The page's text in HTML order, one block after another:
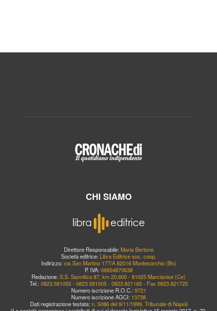
CHI SIAMO
Direttore Responsabile: Maria Bertone
Società editrice: Libra Editrice soc. coop.
Indirizzo: via San Martino 177/A 82016 Montesarchio (Bn)
P. IVA: 06854870638
Redazione: S.S. Sannitica 87, km 20,600 - 81025 Marcianise (Ce)
Tel.: 0823.581055 - 0823.581005 - 0823.821165 - Fax 0823.821725
Numero iscrizione R.O.C.: 9721
Numero iscrizione AGCI: 13738
Dati registrazione testata: n. 5086 del 9/11/1999, Tribunale di Napoli